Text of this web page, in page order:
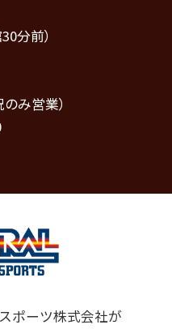
分前）
み営業）
ポーツ株式会社が